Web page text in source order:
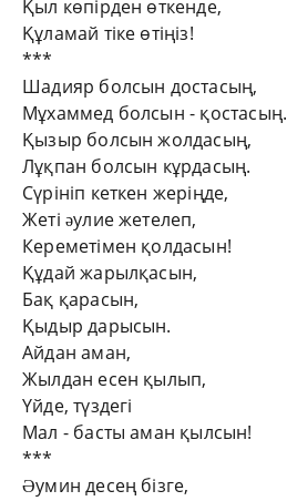
Қыл көпірден өткенде,
Құламай тіке өтіңіз!
***
Шадияр болсын доcтасың,
Мұхаммед болсын - қостасың.
Қызыр болсын жолдасың,
Лұқпан болсын кұрдасың.
Сүрініп кеткен жеріңде,
Жеті əулие жетелеп,
Кереметімен қолдасын!
Құдай жарылқасын,
Бақ қарасын,
Қыдыр дарысын.
Айдан аман,
Жылдан есен қылып,
Үйде, түздегі
Мал - басты аман қылсын!
***
Əумин десең бізге,